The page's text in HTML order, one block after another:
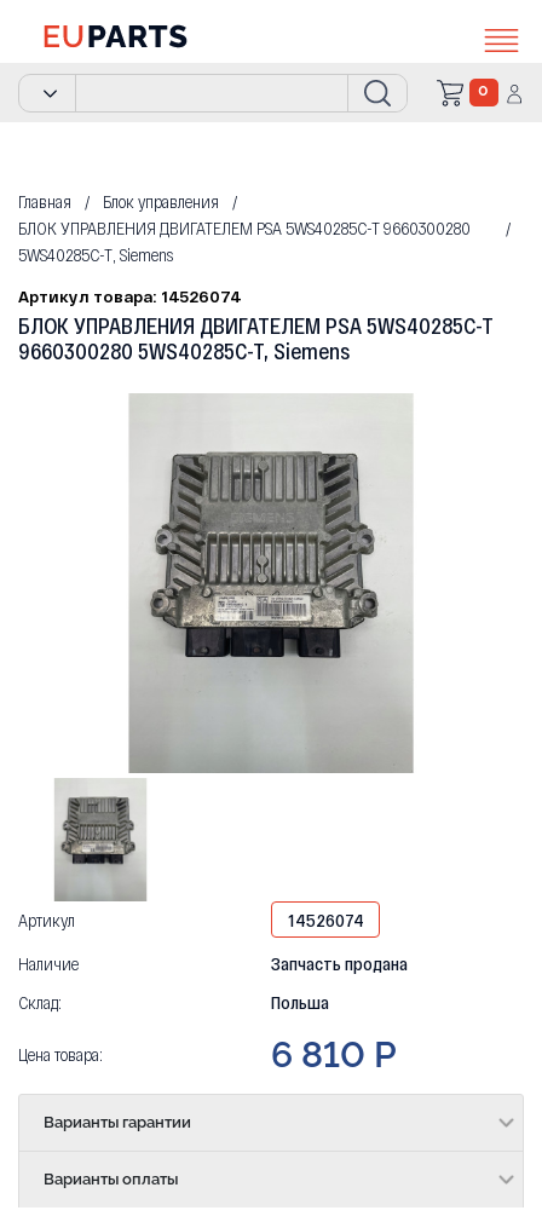
0
Главная
Блок управления
БЛОК УПРАВЛЕНИЯ ДВИГАТЕЛЕМ PSA 5WS40285C-T 9660300280
5WS40285C-T, Siemens
Артикул товара: 14526074
БЛОК УПРАВЛЕНИЯ ДВИГАТЕЛЕМ PSA 5WS40285C-T
9660300280 5WS40285C-T, Siemens
Артикул
14526074
Наличие
Запчасть продана
Склад:
Польша
Цена товара: 6 810 Р
Варианты гарантии
Варианты оплаты